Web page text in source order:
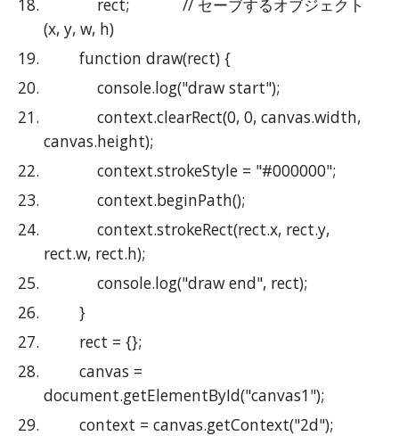
(x, y, w, h)
        function draw(rect) {
            console.log("draw start");
            context.clearRect(0, 0, canvas.width,
canvas.height);
            context.strokeStyle = "#000000";
            context.beginPath();
            context.strokeRect(rect.x, rect.y,
rect.w, rect.h);
            console.log("draw end", rect);
        }
        rect = {};
        canvas =
document.getElementById("canvas1");
        context = canvas.getContext("2d");